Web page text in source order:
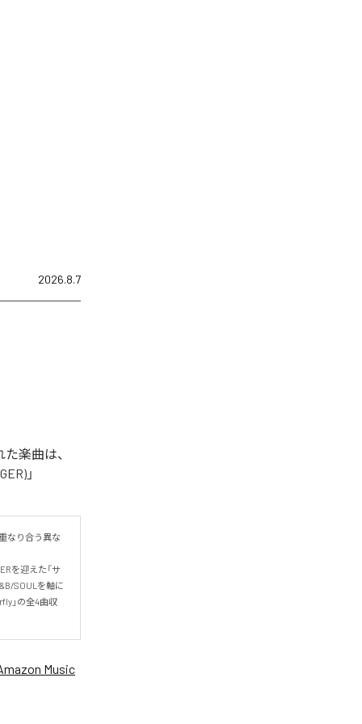
2026.8.7
楽曲は、
」
なり合う異な
を迎えた「サ
SOULを軸に
」の全4曲収
Music